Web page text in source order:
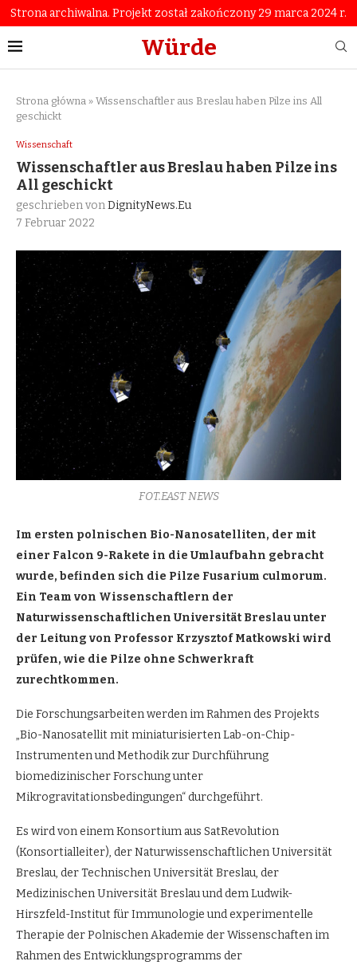
Strona archiwalna. Projekt został zakończony 29 marca 2024 r.
Würde
Strona główna » Wissenschaftler aus Breslau haben Pilze ins All
geschickt
Wissenschaft
Wissenschaftler aus Breslau haben Pilze ins
All geschickt
geschrieben vonDignityNews.eu
7 Februar 2022
FOT.EAST NEWS
Im ersten polnischen Bio-Nanosatelliten, der mit
einer Falcon 9-Rakete in die Umlaufbahn gebracht
wurde, befinden sich die Pilze Fusarium culmorum.
Ein Team von Wissenschaftlern der
Naturwissenschaftlichen Universität Breslau unter
der Leitung von Professor Krzysztof Matkowski wird
prüfen, wie die Pilze ohne Schwerkraft
zurechtkommen.
Die Forschungsarbeiten werden im Rahmen des Projekts
„Bio-Nanosatellit mit miniaturisierten Lab-on-Chip-
Instrumenten und Methodik zur Durchführung
biomedizinischer Forschung unter
Mikrogravitationsbedingungen“ durchgeführt.
Es wird von einem Konsortium aus SatRevolution
(Konsortialleiter), der Naturwissenschaftlichen Universität
Breslau, der Technischen Universität Breslau, der
Medizinischen Universität Breslau und dem Ludwik-
Hirszfeld-Institut für Immunologie und experimentelle
Therapie der Polnischen Akademie der Wissenschaften im
Rahmen des Entwicklungsprogramms der